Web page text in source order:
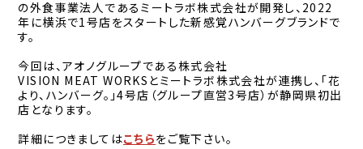
の外食事業法人であるミートラボ株式会社が開発し、2022
年に横浜で1号店をスタートした新感覚ハンバーグブランドで
す。
今回は、アオノグループである株式会社
VISION MEAT WORKSとミートラボ株式会社が連携し、「花
より、ハンバーグ。」4号店（グループ直営3号店）が静岡県初出
店となります。
詳細につきましてはこちらをご覧下さい。